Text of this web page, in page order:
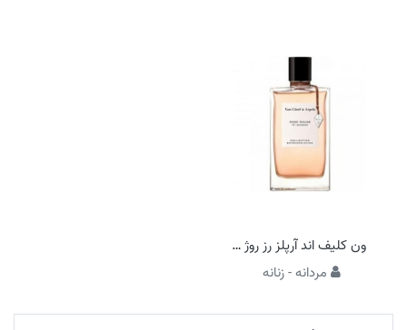
ون کلیف اند آرپلز رز روژ (رژ)
مردانه - زنانه